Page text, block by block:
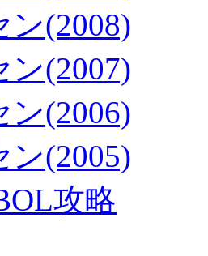
ン(2008)
ン(2007)
ン(2006)
ン(2005)
攻略